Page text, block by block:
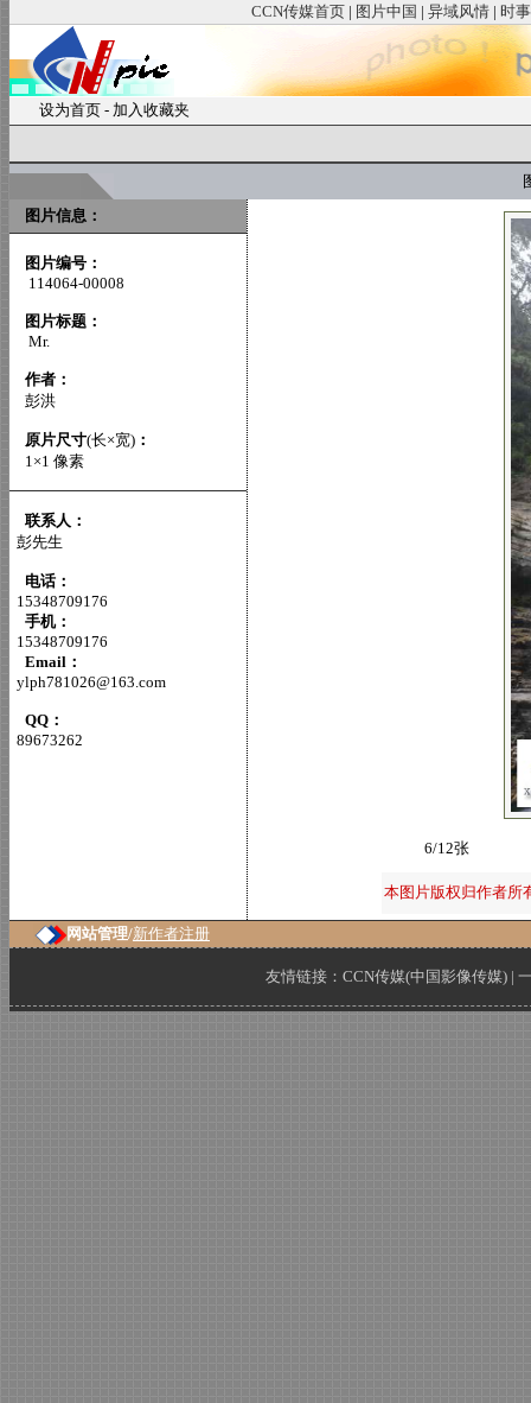
CCN传媒首页 | 图片中国 | 异域风情 | 时
设为首页 - 加入收藏夹
图片信息：
图片编号：
114064-00008
图片标题：
Mr.
作者：
彭洪
原片尺寸(长×宽) ：
1×1 像素
联系人：
彭先生
电话：
15348709176
手机：
15348709176
Email：
ylph781026@163.com
QQ：
89673262
6/12张
本图片版权归作者所
网站管理/新作者注册
友情链接： CCN传媒(中国影像传媒) |